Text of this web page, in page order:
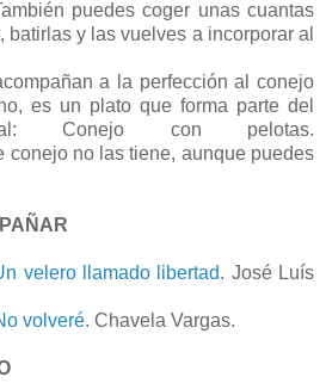
puedes coger unas cuantas
y las vuelves a incorporar al
a la perfección al conejo
es un plato que forma parte del
Conejo con pelotas.
conejo no las tiene, aunque puedes
velero llamado libertad. José Luís
volveré. Chavela Vargas.